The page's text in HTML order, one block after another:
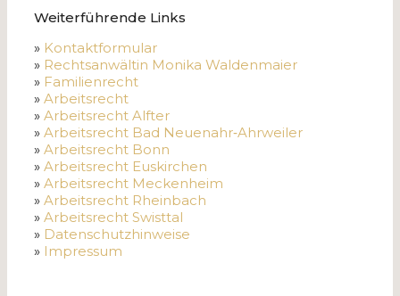
Weiterführende Links
» Kontaktformular
» Rechtsanwältin Monika Waldenmaier
» Familienrecht
» Arbeitsrecht
» Arbeitsrecht Alfter
» Arbeitsrecht Bad Neuenahr‑Ahrweiler
» Arbeitsrecht Bonn
» Arbeitsrecht Euskirchen
» Arbeitsrecht Meckenheim
» Arbeitsrecht Rheinbach
» Arbeitsrecht Swisttal
» Datenschutzhinweise
» Impressum